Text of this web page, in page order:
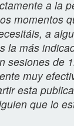
a la
momentos
a
la más
sesiones de
muy
esta
que lo